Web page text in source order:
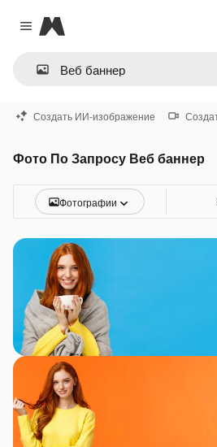
Close menu
Magnific
Создать ИИ-изображение
Фото По Запросу Веб баннер
Фотографии